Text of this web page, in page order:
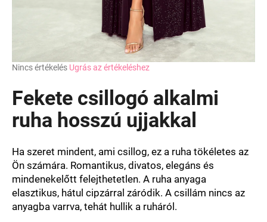
A
átlagos
értékelése
ből
csillag.
Nincs értékelés Ugrás az értékeléshez
Fekete csillogó alkalmi
ruha hosszú ujjakkal
Ha szeret mindent, ami csillog, ez a ruha tökéletes az
Ön számára. Romantikus, divatos, elegáns és
mindenekelőtt felejthetetlen. A ruha anyaga
elasztikus, hátul cipzárral záródik. A csillám nincs az
anyagba varrva, tehát hullik a ruháról.